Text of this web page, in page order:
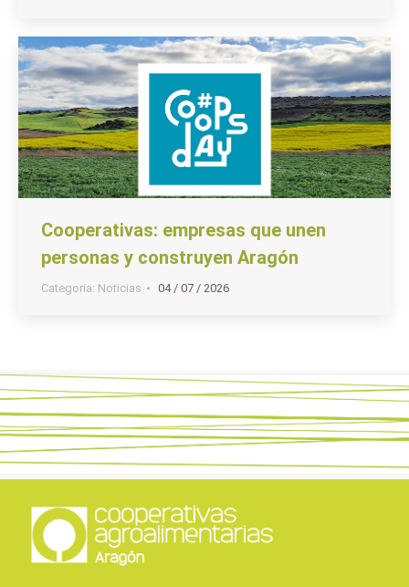
Cooperativas: empresas que unen
personas y construyen Aragón
Categoria: Noticias 04 / 07 / 2026